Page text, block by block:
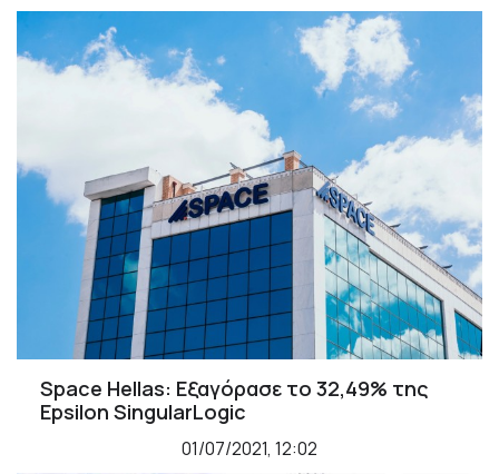
Space Hellas: Εξαγόρασε το 32,49% της
Epsilon SingularLogic
01/07/2021, 12:02